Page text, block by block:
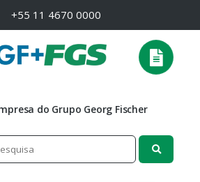
+55 11 4670 0000
do Grupo Georg Fischer